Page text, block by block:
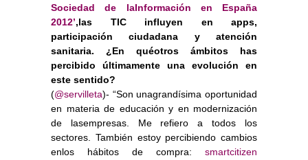
Sociedad de laInformación en España
2012’,las TIC influyen en apps,
participación ciudadana y atención
sanitaria. ¿En quéotros ámbitos has
percibido últimamente una evolución en
este sentido?
(@servilleta)- “Son unagrandísima oportunidad
en materia de educación y en modernización
de lasempresas. Me refiero a todos los
sectores. También estoy percibiendo cambios
enlos hábitos de compra: smartcitizen